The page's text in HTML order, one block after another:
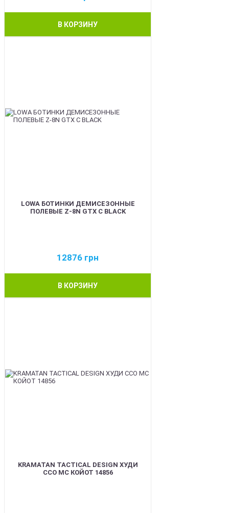
В КОРЗИНУ
LOWA БОТИНКИ ДЕМИСЕЗОННЫЕ
ПОЛЕВЫЕ Z-8N GTX C BLACK
12876 грн
В КОРЗИНУ
KRAMATAN TACTICAL DESIGN ХУДИ
ССО МС КОЙОТ 14856